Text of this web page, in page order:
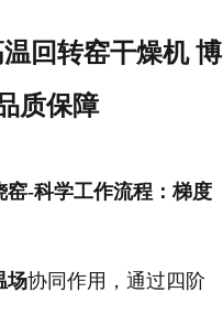
回转窑干燥机 博
质保障
-科学工作流程：梯度
场协同作用，通过四阶